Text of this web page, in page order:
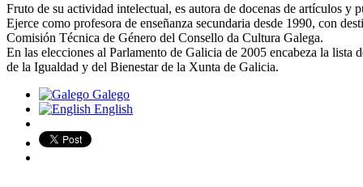
Fruto de su actividad intelectual, es autora de docenas de artículos
Ejerce como profesora de enseñanza secundaria desde 1990, con
Comisión Técnica de Género del Consello da Cultura Galega.
En las elecciones al Parlamento de Galicia de 2005 encabeza la
de la Igualdad y del Bienestar de la Xunta de Galicia.
Galego
English